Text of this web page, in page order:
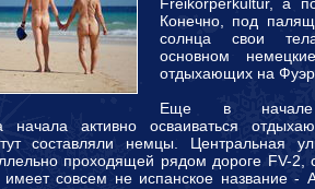
Конечно, под
солнца свои
основном
отдыхающих на
Еще в начале
начала активно осваиваться
составляли немцы. Центральная
проходящей рядом дороге FV-2,
совсем не испанское название -